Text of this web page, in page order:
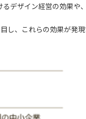
デザイン経営の効果や
し、これらの効果が発